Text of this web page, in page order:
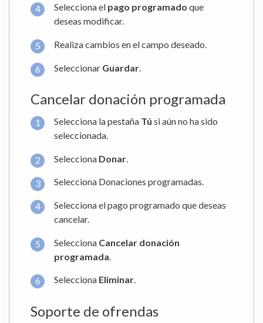
Selecciona el pago programado que
deseas modificar.
Realiza cambios en el campo deseado.
Seleccionar Guardar
Cancelar donación programada
Selecciona la pestaña Tú si aún no ha sido
seleccionada.
Selecciona Donar
Selecciona Donaciones programadas.
Selecciona el pago programado que deseas
cancelar.
Selecciona Cancelar donación
programada
Selecciona Eliminar.
Soporte de ofrendas